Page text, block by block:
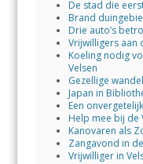
De stad die
Brand
Drie auto’s
Vrijwilligers aan
Koeling nodig
Velsen
Gezellige
Japan in
Een
Help mee bij de
Kanovaren als
Zangavond in
Vrijwilliger in